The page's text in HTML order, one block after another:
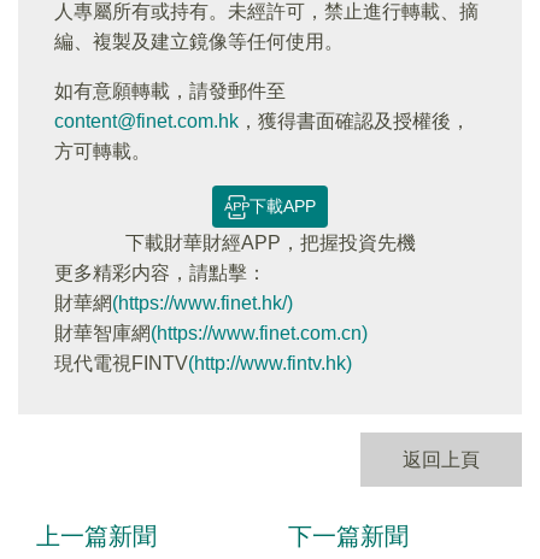
人專屬所有或持有。未經許可，禁止進行轉載、摘
編、複製及建立鏡像等任何使用。
如有意願轉載，請發郵件至
content@finet.com.hk ，獲得書面確認及授權後，
方可轉載。
下載APP
下載財華財經APP，把握投資先機
更多精彩内容，請點擊：
財華網(https://www.finet.hk/)
財華智庫網(https://www.finet.com.cn)
現代電視FINTV(http://www.fintv.hk)
返回上頁
上一篇新聞 下一篇新聞